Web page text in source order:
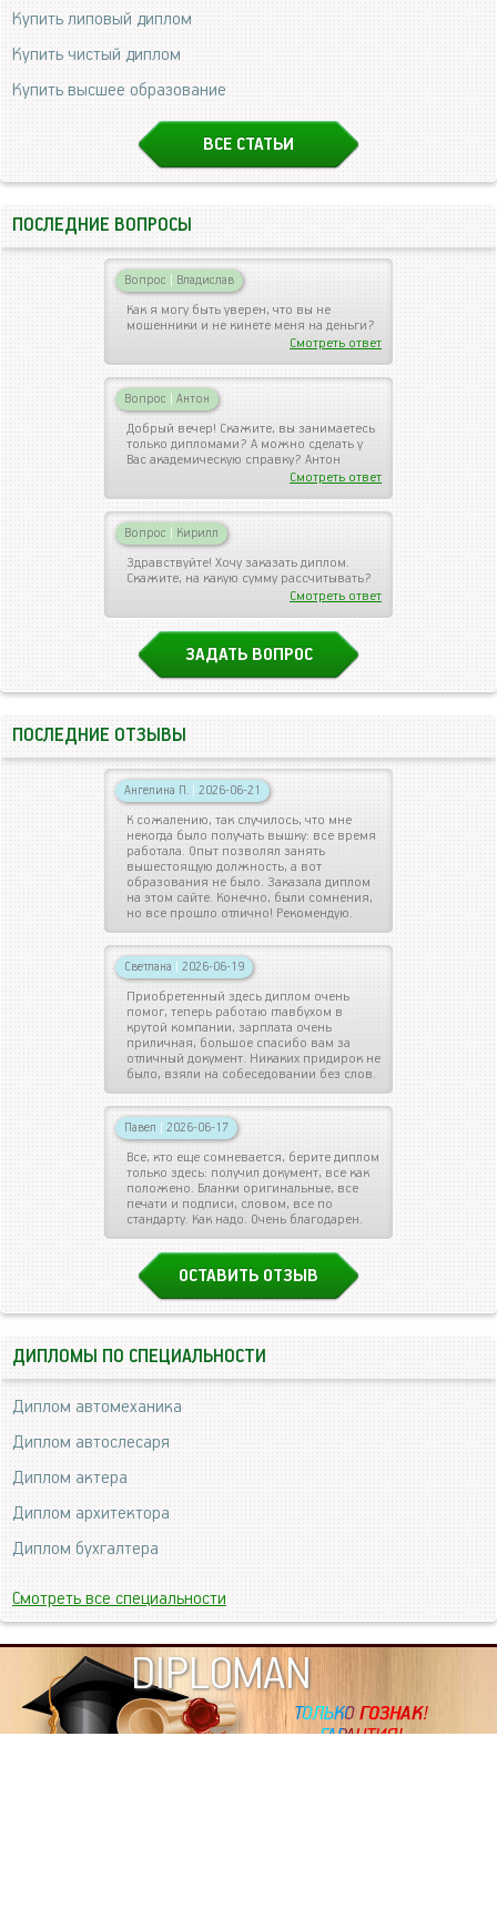
Купить липовый диплом
Купить чистый диплом
Купить высшее образование
ВСЕ СТАТЬИ
ПОСЛЕДНИЕ ВОПРОСЫ
Вопрос Владислав
Как я могу быть уверен, что вы не
мошенники и не кинете меня на деньги?
Смотреть ответ
Вопрос Антон
Добрый вечер! Скажите, вы занимаетесь
только дипломами? А можно сделать у
Вас академическую справку? Антон
Смотреть ответ
Вопрос Кирилл
Здравствуйте! Хочу заказать диплом.
Скажите, на какую сумму рассчитывать?
Смотреть ответ
ЗАДАТЬ ВОПРОС
ПОСЛЕДНИЕ ОТЗЫВЫ
Ангелина П. 2026-06-21
К сожалению, так случилось, что мне
некогда было получать вышку: все время
работала. Опыт позволял занять
вышестоящую должность, а вот
образования не было. Заказала диплом
на этом сайте. Конечно, были сомнения,
но все прошло отлично! Рекомендую.
Светлана 2026-06-19
Приобретенный здесь диплом очень
помог, теперь работаю главбухом в
крутой компании, зарплата очень
приличная, большое спасибо вам за
отличный документ. Никаких придирок не
было, взяли на собеседовании без слов.
Павел 2026-06-17
Все, кто еще сомневается, берите диплом
только здесь: получил документ, все как
положено. Бланки оригинальные, все
печати и подписи, словом, все по
стандарту. Как надо. Очень благодарен.
ОСТАВИТЬ ОТЗЫВ
ДИПЛОМЫ ПО СПЕЦИАЛЬНОСТИ
Диплом автомеханика
Диплом автослесаря
Диплом актера
Диплом архитектора
Диплом бухгалтера
Смотреть все специальности
DIPLOMAN